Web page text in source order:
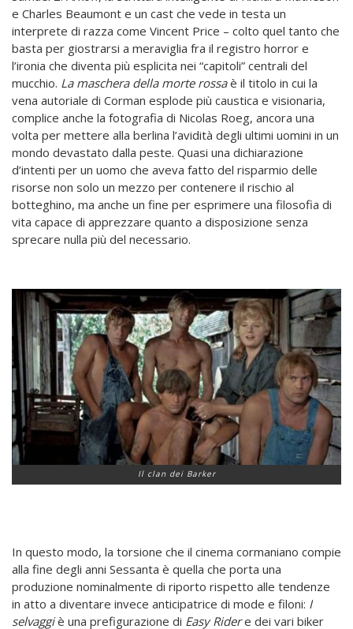
e Charles Beaumont e un cast che vede in testa un
interprete di razza come Vincent Price – colto quel tanto che
basta per giostrarsi a meraviglia fra il registro horror e
l’ironia che diventa più esplicita nei “capitoli” centrali del
mucchio. La maschera della morte rossaè il titolo in cui la
vena autoriale di Corman esplode più caustica e visionaria,
complice anche la fotografia di Nicolas Roeg, ancora una
volta per mettere alla berlina l’avidità degli ultimi uomini in un
mondo devastato dalla peste. Quasi una dichiarazione
d’intenti per un uomo che aveva fatto del risparmio delle
risorse non solo un mezzo per contenere il rischio al
botteghino, ma anche un fine per esprimere una filosofia di
vita capace di apprezzare quanto a disposizione senza
sprecare nulla più del necessario.
Il clan dei Barker
In questo modo, la torsione che il cinema cormaniano compie
alla fine degli anni Sessanta è quella che porta una
produzione nominalmente di riporto rispetto alle tendenze
in atto a diventare invece anticipatrice di mode e filoni: I
selvaggiè una prefigurazione di Easy Ridere dei vari biker